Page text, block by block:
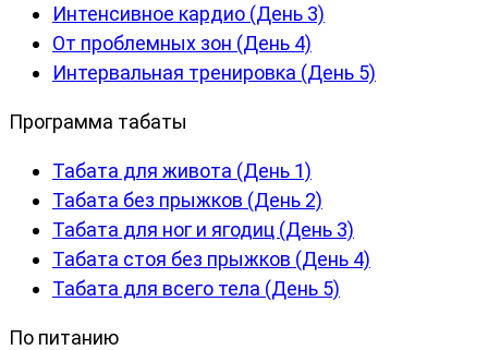
Интенсивное кардио (День 3)
От проблемных зон (День 4)
Интервальная тренировка (День 5)
Программа табаты
Табата для живота (День 1)
Табата без прыжков (День 2)
Табата для ног и ягодиц (День 3)
Табата стоя без прыжков (День 4)
Табата для всего тела (День 5)
По питанию